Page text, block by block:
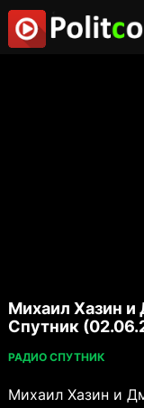
Михаил Хазин и
Спутник
РАДИО СПУТНИК
Михаил Хазин и